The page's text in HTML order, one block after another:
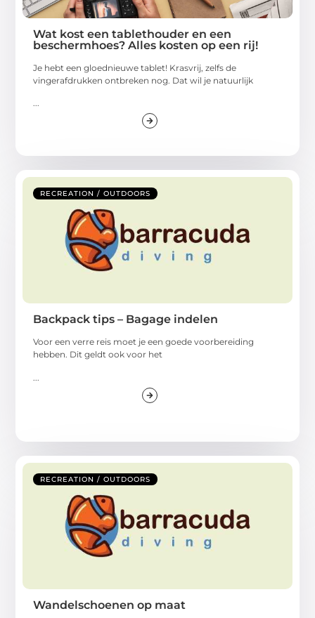
Wat kost een tablethouder en een
beschermhoes? Alles kosten op een rij!
Je hebt een gloednieuwe tablet! Krasvrij, zelfs de
vingerafdrukken ontbreken nog. Dat wil je natuurlijk
...
RECREATION / OUTDOORS
Backpack tips – Bagage indelen
Voor een verre reis moet je een goede voorbereiding
hebben. Dit geldt ook voor het
RECREATION / OUTDOORS
Wandelschoenen op maat